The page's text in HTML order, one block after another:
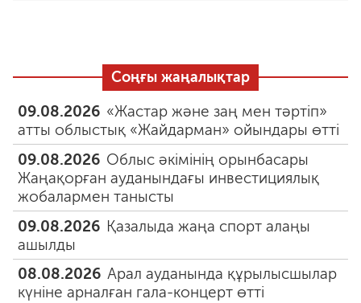
Соңғы жаңалықтар
09.08.2026 «Жастар және заң мен тәртіп»
атты облыстық «Жайдарман» ойындары өтті
09.08.2026 Облыс әкімінің орынбасары
Жаңақорған ауданындағы инвестициялық
жобалармен танысты
09.08.2026 Қазалыда жаңа спорт алаңы
ашылды
08.08.2026 Арал ауданында құрылысшылар
күніне арналған гала-концерт өтті